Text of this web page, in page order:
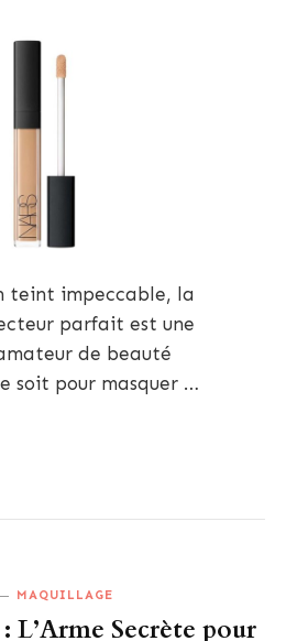
teint impeccable, la
parfait est une
de beauté
soit pour masquer …
MAQUILLAGE
L’Arme Secrète pour